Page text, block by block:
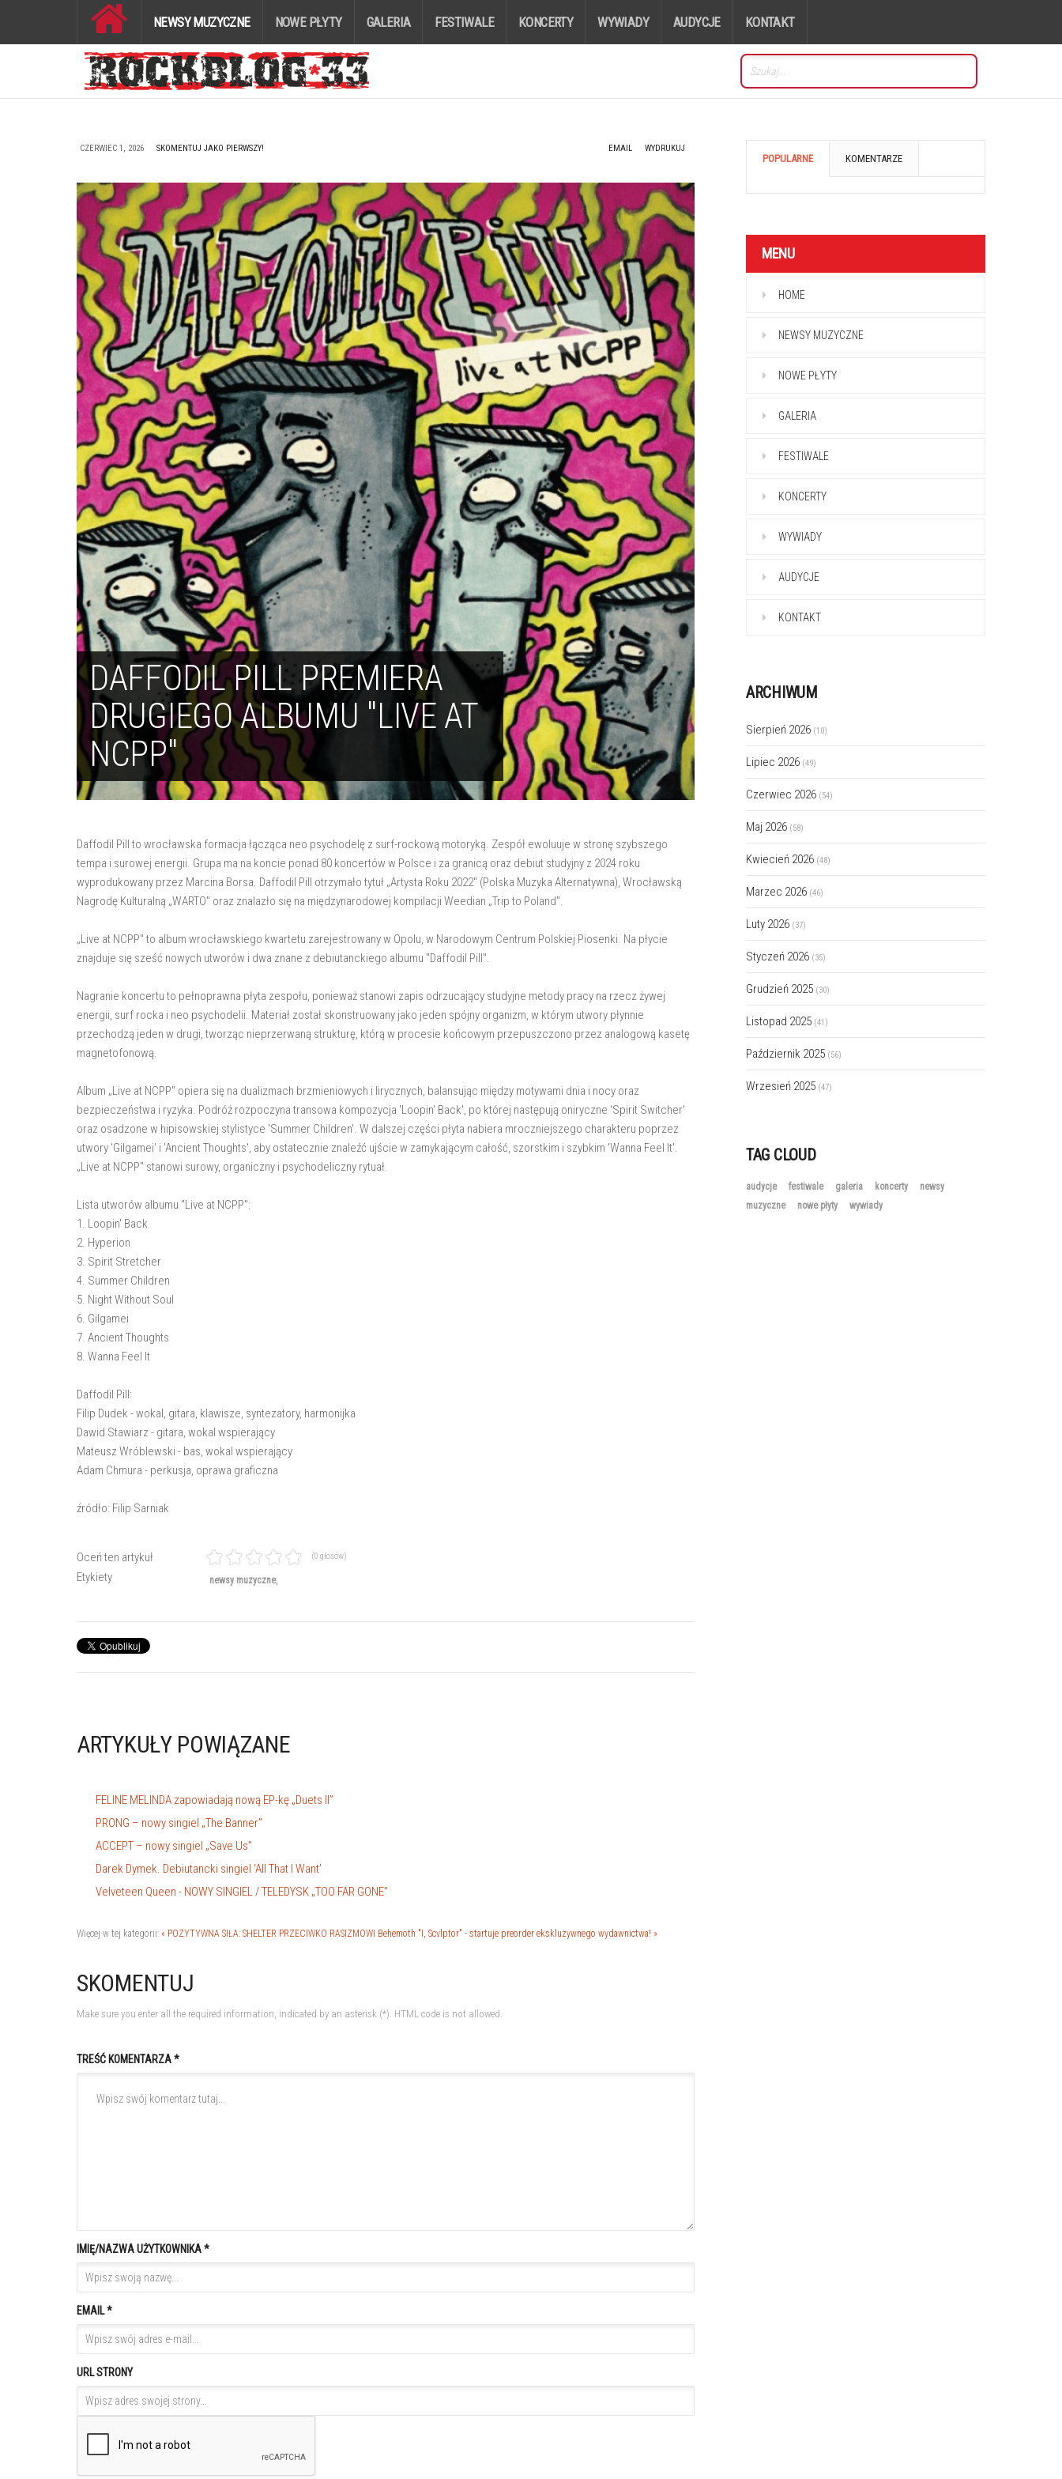
NEWSY MUZYCZNE NOWE PŁYTY GALERIA FESTIWALE KONCERTY WYWIADY AUDYCJE KONTAKT
CZERWIEC 1, 2026 WYDRUKUJ
EMAIL
SKOMENTUJ JAKO PIERWSZY!
DAFFODIL PILL PREMIERA
DRUGIEGO ALBUMU "LIVE AT
NCPP"
Daffodil Pill to wrocławska formacja łącząca neo psychodelę z surf-rockową motoryką. Zespół ewoluuje w stronę szybszego
tempa i surowej energii. Grupa ma na koncie ponad 80 koncertów w Polsce i za granicą oraz debiut studyjny z 2024 roku
wyprodukowany przez Marcina Borsa. Daffodil Pill otrzymało tytuł „Artysta Roku 2022" (Polska Muzyka Alternatywna), Wrocławską
Nagrodę Kulturalną „WARTO" oraz znalazło się na międzynarodowej kompilacji Weedian „Trip to Poland".
„Live at NCPP" to album wrocławskiego kwartetu zarejestrowany w Opolu, w Narodowym Centrum Polskiej Piosenki. Na płycie
znajduje się sześć nowych utworów i dwa znane z debiutanckiego albumu "Daffodil Pill".
Nagranie koncertu to pełnoprawna płyta zespołu, ponieważ stanowi zapis odrzucający studyjne metody pracy na rzecz żywej
energii, surf rocka i neo psychodelii. Materiał został skonstruowany jako jeden spójny organizm, w którym utwory płynnie
przechodzą jeden w drugi, tworząc nieprzerwaną strukturę, którą w procesie końcowym przepuszczono przez analogową kasetę
magnetofonową.
Album „Live at NCPP" opiera się na dualizmach brzmieniowych i lirycznych, balansując między motywami dnia i nocy oraz
bezpieczeństwa i ryzyka. Podróż rozpoczyna transowa kompozycja 'Loopin' Back', po której następują oniryczne 'Spirit Switcher'
oraz osadzone w hipisowskiej stylistyce 'Summer Children'. W dalszej części płyta nabiera mroczniejszego charakteru poprzez
utwory 'Gilgamei' i 'Ancient Thoughts', aby ostatecznie znaleźć ujście w zamykającym całość, szorstkim i szybkim 'Wanna Feel It'.
„Live at NCPP" stanowi surowy, organiczny i psychodeliczny rytuał.
Lista utworów albumu "Live at NCPP":
1. Loopin' Back
2. Hyperion
3. Spirit Stretcher
4. Summer Children
5. Night Without Soul
6. Gilgamei
7. Ancient Thoughts
8. Wanna Feel It
Daffodil Pill:
Filip Dudek - wokal, gitara, klawisze, syntezatory, harmonijka
Dawid Stawiarz - gitara, wokal wspierający
Mateusz Wróblewski - bas, wokal wspierający
Adam Chmura - perkusja, oprawa graficzna
źródło: Filip Sarniak
Oceń ten artykuł (0 głosów)
Etykiety newsy muzyczne
ARTYKUŁY POWIĄZANE
FELINE MELINDA zapowiadają nową EP-kę „Duets II”
PRONG – nowy singiel „The Banner”
ACCEPT – nowy singiel „Save Us”
Darek Dymek. Debiutancki singiel ‘All That I Want’
Velveteen Queen - NOWY SINGIEL / TELEDYSK „TOO FAR GONE”
Więcej w tej kategorii: « POZYTYWNA SIŁA: SHELTER PRZECIWKO RASIZMOWI Behemoth "I, Scvlptor" - startuje preorder ekskluzywnego wydawnictwa! »
SKOMENTUJ
Make sure you enter all the required information, indicated by an asterisk (*). HTML code is not allowed.
TREŚĆ KOMENTARZA *
IMIĘ/NAZWA UŻYTKOWNIKA *
EMAIL *
URL STRONY
POPULARNE KOMENTARZE
MENU
HOME
NEWSY MUZYCZNE
NOWE PŁYTY
GALERIA
FESTIWALE
KONCERTY
WYWIADY
AUDYCJE
KONTAKT
ARCHIWUM
Sierpień 2026 (10)
Lipiec 2026 (49)
Czerwiec 2026 (54)
Maj 2026 (58)
Kwiecień 2026 (48)
Marzec 2026 (46)
Luty 2026 (37)
Styczeń 2026 (35)
Grudzień 2025 (30)
Listopad 2025 (41)
Październik 2025 (56)
Wrzesień 2025 (47)
TAG CLOUD
audycje festiwale galeria koncerty
newsy
muzyczne
nowe płyty wywiady